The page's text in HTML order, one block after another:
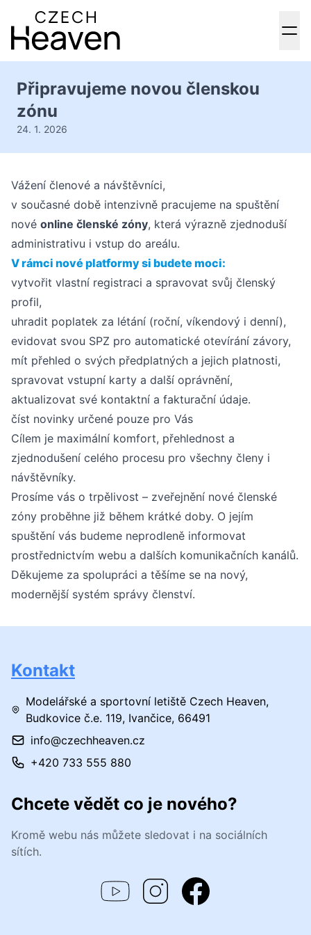
Připravujeme novou členskou
zónu
24. 1. 2026
Vážení členové a návštěvníci,
v současné době intenzivně pracujeme na spuštění
nové online členské zóny, která výrazně zjednoduší
administrativu i vstup do areálu.
V rámci nové platformy si budete moci:
vytvořit vlastní registraci a spravovat svůj členský
profil,
uhradit poplatek za létání (roční, víkendový i denní),
evidovat svou SPZ pro automatické otevírání závory,
mít přehled o svých předplatných a jejich platnosti,
spravovat vstupní karty a další oprávnění,
aktualizovat své kontaktní a fakturační údaje.
číst novinky určené pouze pro Vás
Cílem je maximální komfort, přehlednost a
zjednodušení celého procesu pro všechny členy i
návštěvníky.
Prosíme vás o trpělivost – zveřejnění nové členské
zóny proběhne již během krátké doby. O jejím
spuštění vás budeme neprodleně informovat
prostřednictvím webu a dalších komunikačních kanálů.
Děkujeme za spolupráci a těšíme se na nový,
modernější systém správy členství.
Kontakt
Modelářské a sportovní letiště Czech Heaven,
Budkovice č.e. 119, Ivančice, 66491
info@czechheaven.cz
+420 733 555 880
Chcete vědět co je nového?
Kromě webu nás můžete sledovat i na sociálních
sítích.